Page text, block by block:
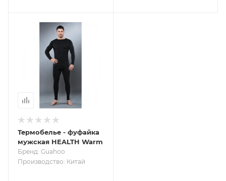
Термобелье - фуфайка
мужская HEALTH Warm
Бренд: Guahoo
Производство: Китай